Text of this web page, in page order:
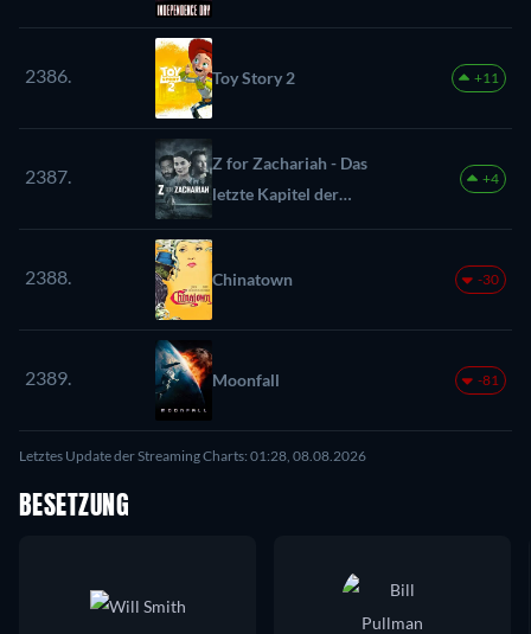
2386. Toy Story 2 +11
2387.
Z for Zachariah - Das
letzte Kapitel der
Menschheit
+4
2388. Chinatown -30
2389. Moonfall -81
Letztes Update der Streaming Charts: 01:28, 08.08.2026
BESETZUNG